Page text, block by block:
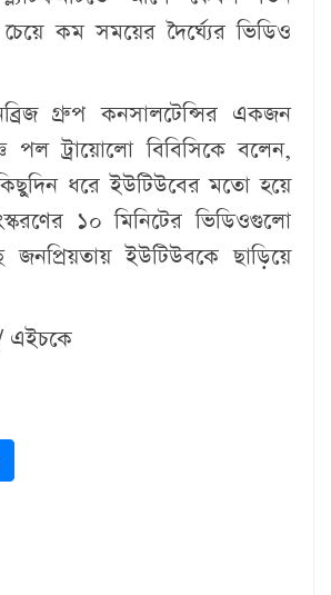
কম সময়ের দৈর্ঘ্যের ভিডিও
গ্রুপ কনসালটেন্সির একজন
পল ট্রায়োলো বিবিসিকে বলেন,
ধরে ইউটিউবের মতো হয়ে
১০ মিনিটের ভিডিওগুলো
ইউটিউবকে ছাড়িয়ে
এইচকে